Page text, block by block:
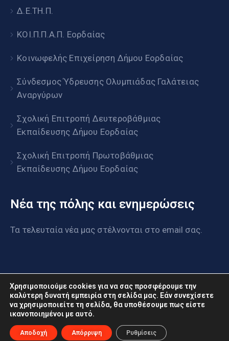
Δ.Ε.ΤΗ.Π.
ΚΟΙ.Π.Π.Α.Π. Εορδαίας
Κοινωφελής Επιχείρηση Δήμου Εορδαίας
Σύνδεσμος Ύδρευσης Ολυμπιάδας Γαλάτειας
Αναργύρων
Σχολική Επιτροπή Δευτεροβάθμιας
Εκπαίδευσης Δήμου Εορδαίας
Σχολική Επιτροπή Πρωτοβάθμιας
Εκπαίδευσης Δήμου Εορδαίας
Νέα της πόλης και ενημερώσεις
Τα τελευταία νέα μας στέλνονται στο email σας.
www.eordaia.gov.gr © 2022. Με επιφύλαξη παντός
δικαιώματος
Χρησιμοποιούμε cookies για να σας προσφέρουμε την
καλύτερη δυνατή εμπειρία στη σελίδα μας. Εάν συνεχίσετε
να χρησιμοποιείτε τη σελίδα, θα υποθέσουμε πως είστε
ικανοποιημένοι με αυτό.
Αποδοχή Απόρριψη Ρυθμίσεις